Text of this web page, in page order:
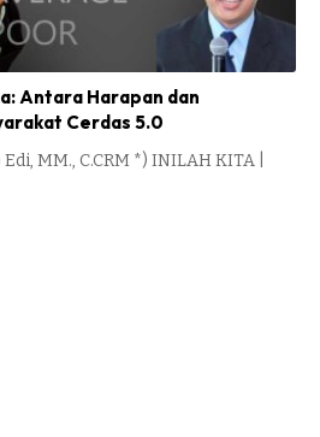
Antara Harapan dan
Cerdas 5.0
MM., C.CRM *) INILAH KITA |